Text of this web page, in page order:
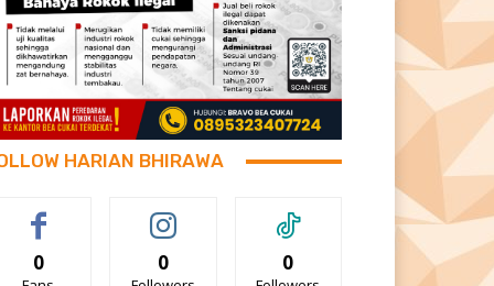
HARIAN BHIRAWA
0 0 0